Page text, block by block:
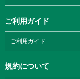
ご利用ガイド
ご利用ガイド
規約について